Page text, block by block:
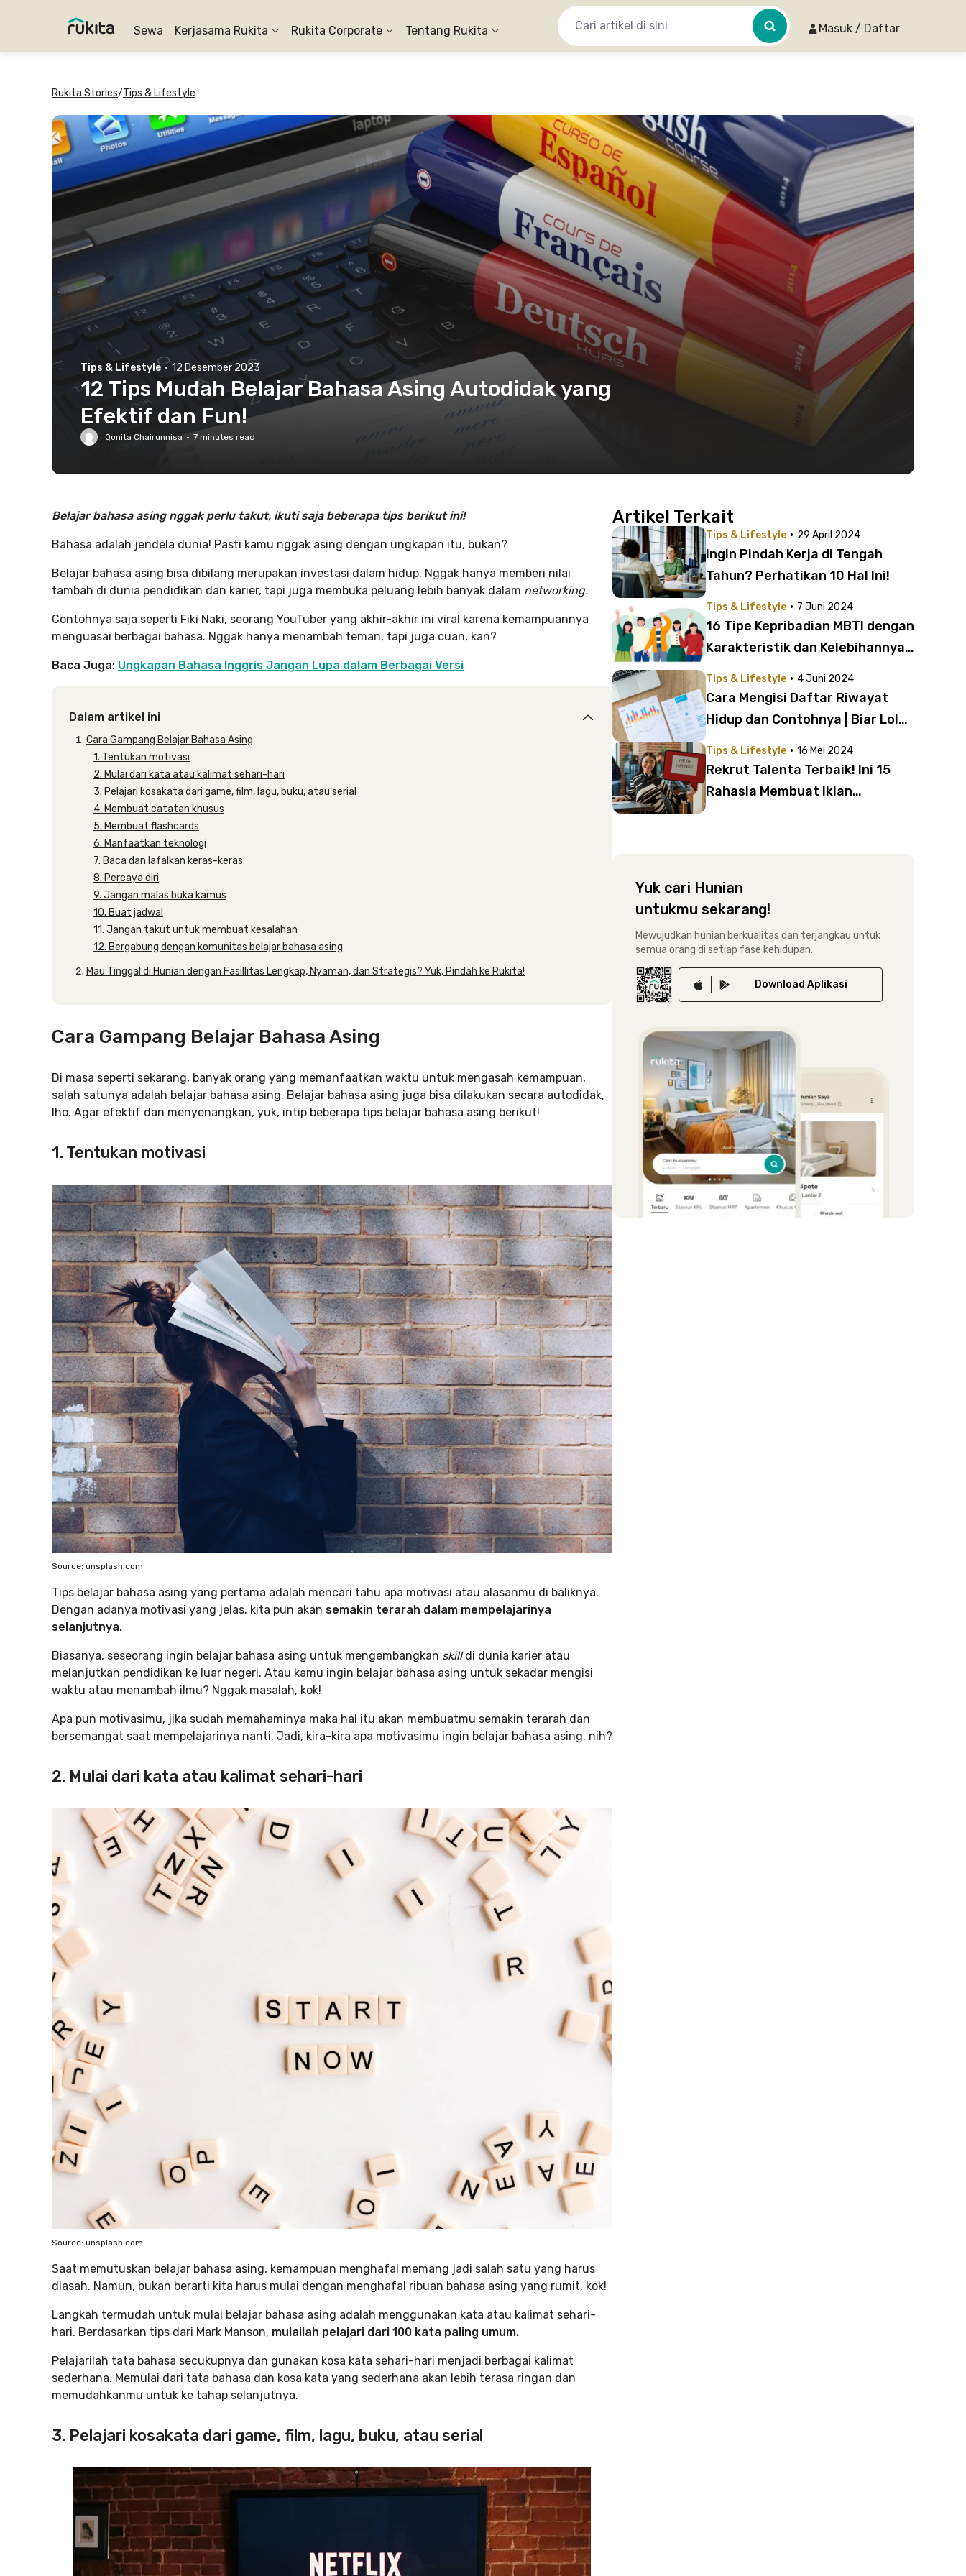
Sewa Kerjasama Rukita Rukita Corporate Tentang Rukita Masuk / Daftar
Rukita Stories/Tips & Lifestyle
Tips & Lifestyle · 12 Desember 2023
12 Tips Mudah Belajar Bahasa Asing Autodidak yang
Efektif dan Fun!
Qonita Chairunnisa · 7 minutes read
Belajar bahasa asing nggak perlu takut, ikuti saja beberapa tips berikut ini!
Bahasa adalah jendela dunia! Pasti kamu nggak asing dengan ungkapan itu, bukan?
Belajar bahasa asing bisa dibilang merupakan investasi dalam hidup. Nggak hanya memberi nilai
tambah di dunia pendidikan dan karier, tapi juga membuka peluang lebih banyak dalam networking.
Contohnya saja seperti Fiki Naki, seorang YouTuber yang akhir-akhir ini viral karena kemampuannya
menguasai berbagai bahasa. Nggak hanya menambah teman, tapi juga cuan, kan?
Baca Juga: Ungkapan Bahasa Inggris Jangan Lupa dalam Berbagai Versi
Dalam artikel ini
Cara Gampang Belajar Bahasa Asing
1. Tentukan motivasi
2. Mulai dari kata atau kalimat sehari-hari
3. Pelajari kosakata dari game, film, lagu, buku, atau serial
4. Membuat catatan khusus
5. Membuat flashcards
6. Manfaatkan teknologi
7. Baca dan lafalkan keras-keras
8. Percaya diri
9. Jangan malas buka kamus
10. Buat jadwal
11. Jangan takut untuk membuat kesalahan
12. Bergabung dengan komunitas belajar bahasa asing
Mau Tinggal di Hunian dengan Fasillitas Lengkap, Nyaman, dan Strategis? Yuk, Pindah ke Rukita!
Cara Gampang Belajar Bahasa Asing
Di masa seperti sekarang, banyak orang yang memanfaatkan waktu untuk mengasah kemampuan,
salah satunya adalah belajar bahasa asing. Belajar bahasa asing juga bisa dilakukan secara autodidak,
lho. Agar efektif dan menyenangkan, yuk, intip beberapa tips belajar bahasa asing berikut!
1. Tentukan motivasi
Source: unsplash.com
Tips belajar bahasa asing yang pertama adalah mencari tahu apa motivasi atau alasanmu di baliknya.
Dengan adanya motivasi yang jelas, kita pun akan semakin terarah dalam mempelajarinya
selanjutnya.
Biasanya, seseorang ingin belajar bahasa asing untuk mengembangkan skilldi dunia karier atau
melanjutkan pendidikan ke luar negeri. Atau kamu ingin belajar bahasa asing untuk sekadar mengisi
waktu atau menambah ilmu? Nggak masalah, kok!
Apa pun motivasimu, jika sudah memahaminya maka hal itu akan membuatmu semakin terarah dan
bersemangat saat mempelajarinya nanti. Jadi, kira-kira apa motivasimu ingin belajar bahasa asing, nih?
2. Mulai dari kata atau kalimat sehari-hari
Source: unsplash.com
Saat memutuskan belajar bahasa asing, kemampuan menghafal memang jadi salah satu yang harus
diasah. Namun, bukan berarti kita harus mulai dengan menghafal ribuan bahasa asing yang rumit, kok!
Langkah termudah untuk mulai belajar bahasa asing adalah menggunakan kata atau kalimat sehari-
hari. Berdasarkan tips dari Mark Manson, mulailah pelajari dari 100 kata paling umum.
Pelajarilah tata bahasa secukupnya dan gunakan kosa kata sehari-hari menjadi berbagai kalimat
sederhana. Memulai dari tata bahasa dan kosa kata yang sederhana akan lebih terasa ringan dan
memudahkanmu untuk ke tahap selanjutnya.
3. Pelajari kosakata dari game, film, lagu, buku, atau serial
Artikel Terkait
Tips & Lifestyle · 29 April 2024
Ingin Pindah Kerja di Tengah
Tahun? Perhatikan 10 Hal Ini!
Tips & Lifestyle · 7 Juni 2024
16 Tipe Kepribadian MBTI dengan
Karakteristik dan Kelebihannya
Tips & Lifestyle · 4 Juni 2024
Cara Mengisi Daftar Riwayat
Hidup dan Contohnya | Biar Lolos
Tips & Lifestyle · 16 Mei 2024
Rekrut Talenta Terbaik! Ini 15
Rahasia Membuat Iklan
Yuk cari Hunian
untukmu sekarang!
Mewujudkan hunian berkualitas dan terjangkau untuk
semua orang di setiap fase kehidupan.
Download Aplikasi